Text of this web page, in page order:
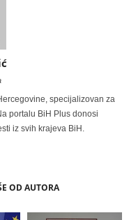
specijalizovan za
portalu BiH Plus donosi
iz svih krajeva BiH.
OD AUTORA